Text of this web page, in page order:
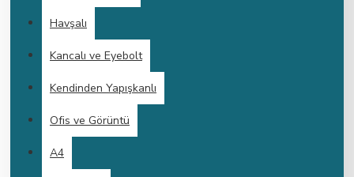
Havşalı
Kancalı ve Eyebolt
Kendinden Yapışkanlı
Ofis ve Görüntü
A4